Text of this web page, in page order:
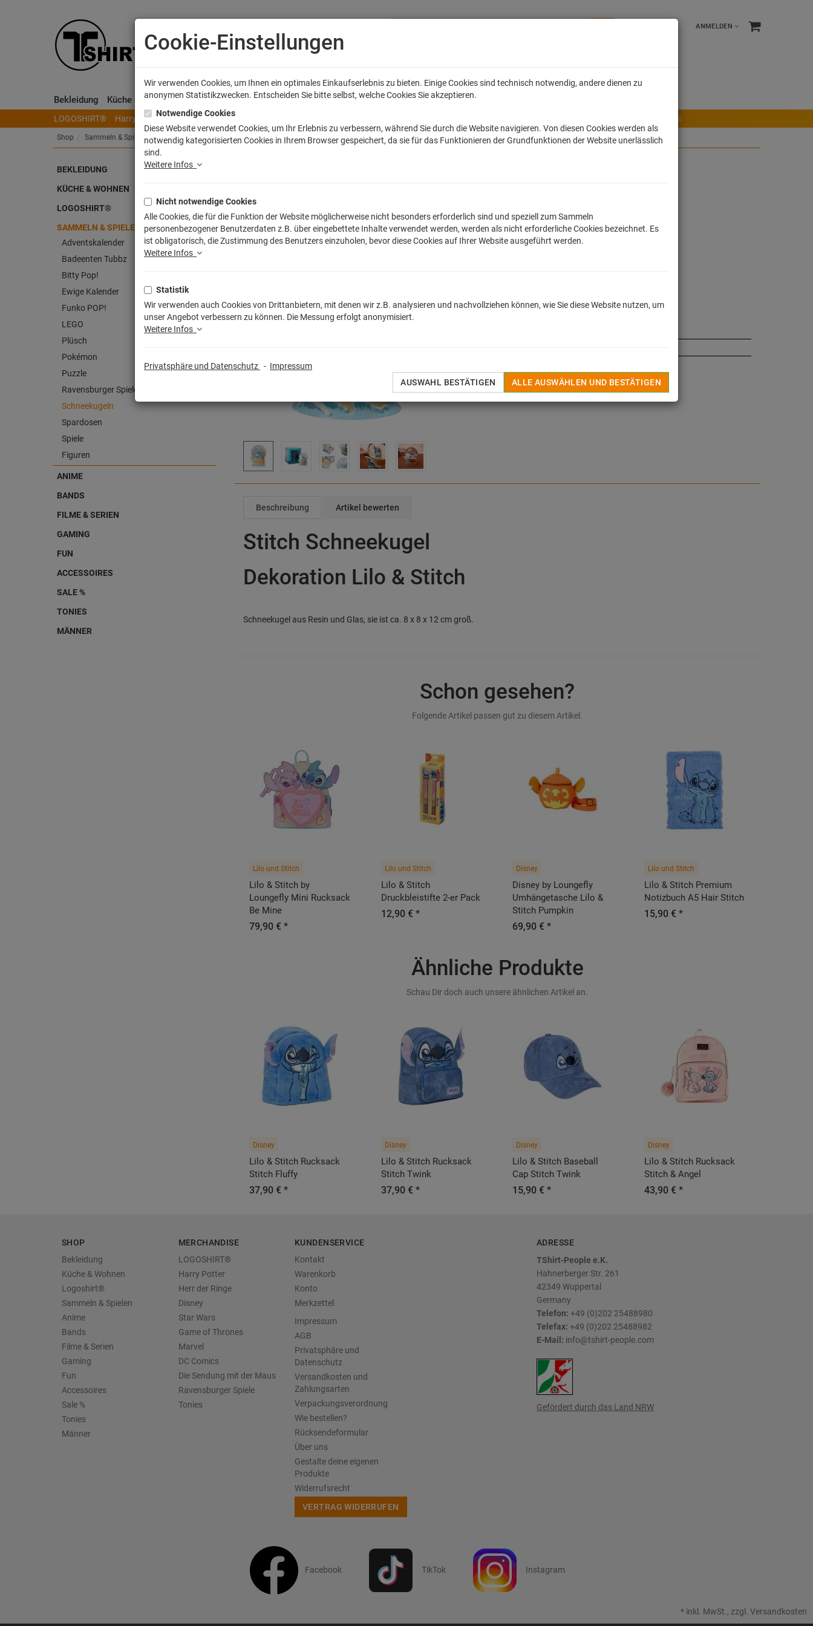
ANMELDEN
Bekleidung Küche & Wohnen Sammeln & Spielen Anime Bands Filme & Serien Gaming Fun Accessoires
LOGOSHIRT® Harry Potter Herr der Ringe Disney Tonies
Shop Sammeln & Spielen Schneekugeln
BEKLEIDUNG
KÜCHE & WOHNEN
LOGOSHIRT®
SAMMELN & SPIELEN
Adventskalender
Badeenten Tubbz
Bitty Pop!
Ewige Kalender
Funko POP!
LEGO
Plüsch
Pokémon
Puzzle
Ravensburger Spiele
Schneekugeln
Spardosen
Spiele
Figuren
ANIME
BANDS
FILME & SERIEN
GAMING
FUN
ACCESSOIRES
SALE %
TONIES
MÄNNER
Artikelnummer: GPE29732
19,99 €
HINZUFÜGEN
Beschreibung Artikel bewerten
Stitch Schneekugel
Dekoration Lilo & Stitch
Schneekugel aus Resin und Glas, sie ist ca. 8 x 8 x 12 cm groß.
Schon gesehen?
Folgende Artikel passen gut zu diesem Artikel.
Lilo und Stitch
Lilo & Stitch by
Loungefly Mini Rucksack
Be Mine
79,90 € *
Lilo und Stitch
Lilo & Stitch
Druckbleistifte 2-er Pack
12,90 € *
Disney
Disney by Loungefly
Umhängetasche Lilo &
Stitch Pumpkin
69,90 € *
Lilo und Stitch
Lilo & Stitch Premium
Notizbuch A5 Hair Stitch
15,90 € *
Ähnliche Produkte
Schau Dir doch auch unsere ähnlichen Artikel an.
Disney
Lilo & Stitch Rucksack
Stitch Fluffy
37,90 € *
Disney
Lilo & Stitch Rucksack
Stitch Twink
37,90 € *
Disney
Lilo & Stitch Baseball
Cap Stitch Twink
15,90 € *
Disney
Lilo & Stitch Rucksack
Stitch & Angel
43,90 € *
SHOP
Bekleidung
Küche & Wohnen
Logoshirt®
Sammeln & Spielen
Anime
Bands
Filme & Serien
Gaming
Fun
Accessoires
Sale %
Tonies
Männer
MERCHANDISE
LOGOSHIRT®
Harry Potter
Herr der Ringe
Disney
Star Wars
Game of Thrones
Marvel
DC Comics
Die Sendung mit der Maus
Ravensburger Spiele
Tonies
KUNDENSERVICE
Kontakt
Warenkorb
Konto
Merkzettel
Impressum
AGB
Privatsphäre und
Datenschutz
Versandkosten und
Zahlungsarten
Verpackungsverordnung
Wie bestellen?
Rücksendeformular
Über uns
Gestalte deine eigenen
Produkte
Widerrufsrecht
VERTRAG WIDERRUFEN
ADRESSE
TShirt-People e.K.
Hahnerberger Str. 261
42349 Wuppertal
Germany
Telefon: +49 (0)202 25488980
Telefax: +49 (0)202 25488982
E-Mail: info@tshirt-people.com
Gefördert durch das Land NRW
Facebook TikTok Instagram
* inkl. MwSt., zzgl. Versandkosten
Cookie-Einstellungen
Wir verwenden Cookies, um Ihnen ein optimales Einkaufserlebnis zu bieten. Einige Cookies sind technisch notwendig, andere dienen zu
anonymen Statistikzwecken. Entscheiden Sie bitte selbst, welche Cookies Sie akzeptieren.
Notwendige Cookies
Diese Website verwendet Cookies, um Ihr Erlebnis zu verbessern, während Sie durch die Website navigieren. Von diesen Cookies werden als
notwendig kategorisierten Cookies in Ihrem Browser gespeichert, da sie für das Funktionieren der Grundfunktionen der Website unerlässlich
sind.
Weitere Infos
Nicht notwendige Cookies
Alle Cookies, die für die Funktion der Website möglicherweise nicht besonders erforderlich sind und speziell zum Sammeln
personenbezogener Benutzerdaten z.B. über eingebettete Inhalte verwendet werden, werden als nicht erforderliche Cookies bezeichnet. Es
ist obligatorisch, die Zustimmung des Benutzers einzuholen, bevor diese Cookies auf Ihrer Website ausgeführt werden.
Weitere Infos
Statistik
Wir verwenden auch Cookies von Drittanbietern, mit denen wir z.B. analysieren und nachvollziehen können, wie Sie diese Website nutzen, um
unser Angebot verbessern zu können. Die Messung erfolgt anonymisiert.
Weitere Infos
Privatsphäre und Datenschutz - Impressum
AUSWAHL BESTÄTIGEN
ALLE AUSWÄHLEN UND BESTÄTIGEN